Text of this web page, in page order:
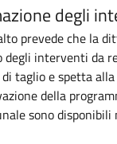
degli
prevede che la
degli interventi da
taglio e spetta
della
sono disponibili